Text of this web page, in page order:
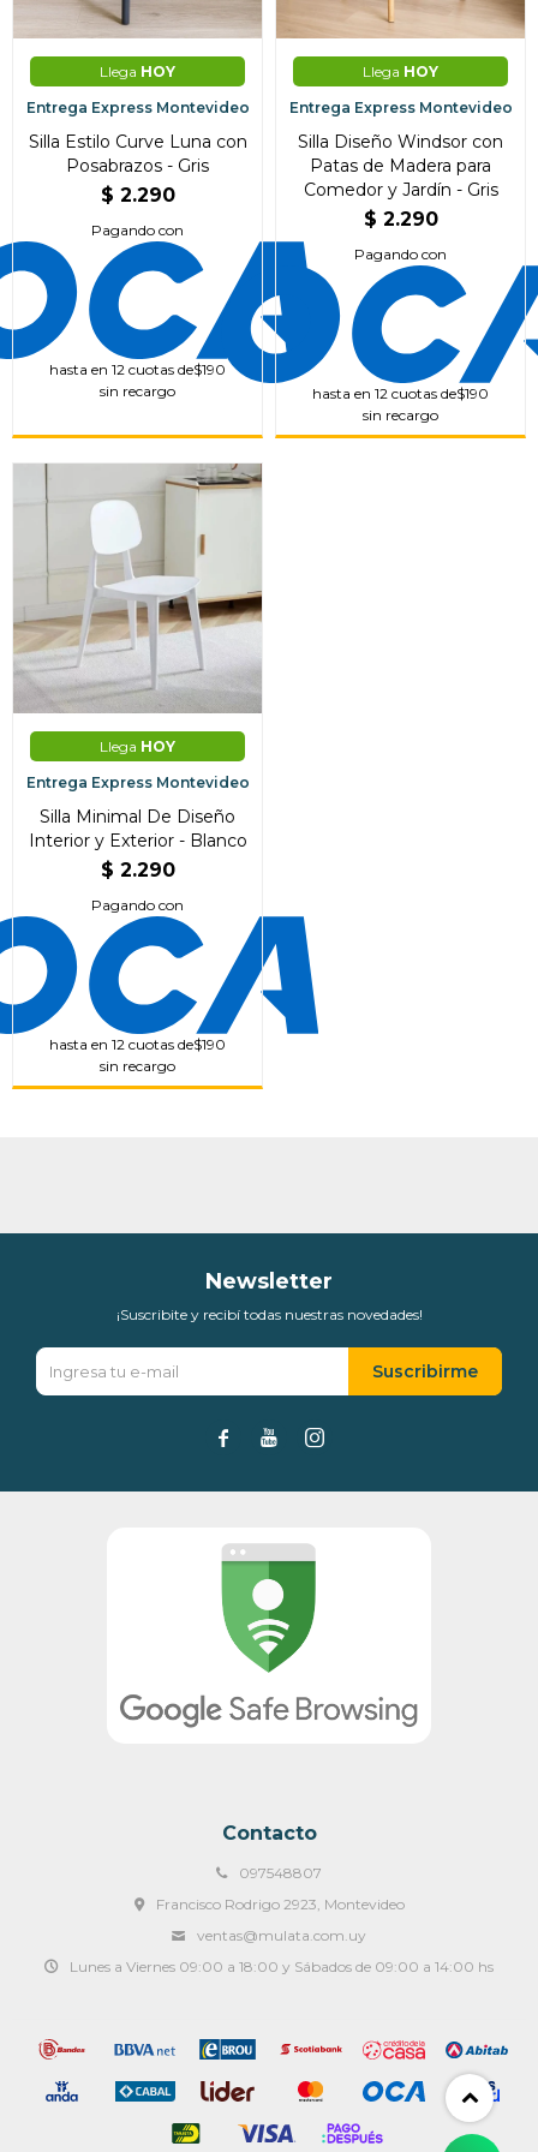
Llega HOY
Entrega Express Montevideo
Silla Estilo Curve Luna con
Posabrazos - Gris
$ 2.290
Pagando con
hasta en 12 cuotas de$190
sin recargo
Llega HOY
Entrega Express Montevideo
Silla Diseño Windsor con
Patas de Madera para
Comedor y Jardín - Gris
$ 2.290
Pagando con
hasta en 12 cuotas de$190
sin recargo
Llega HOY
Entrega Express Montevideo
Silla Minimal De Diseño
Interior y Exterior - Blanco
$ 2.290
Pagando con
hasta en 12 cuotas de$190
sin recargo
Contacto
097548807
Francisco Rodrigo 2923, Montevideo
ventas@mulata.com.uy
Lunes a Viernes 09:00 a 18:00 y Sábados de 09:00 a 14:00 hs
Newsletter
¡Suscribite y recibí todas nuestras novedades!
Suscribirme
  
Continuar